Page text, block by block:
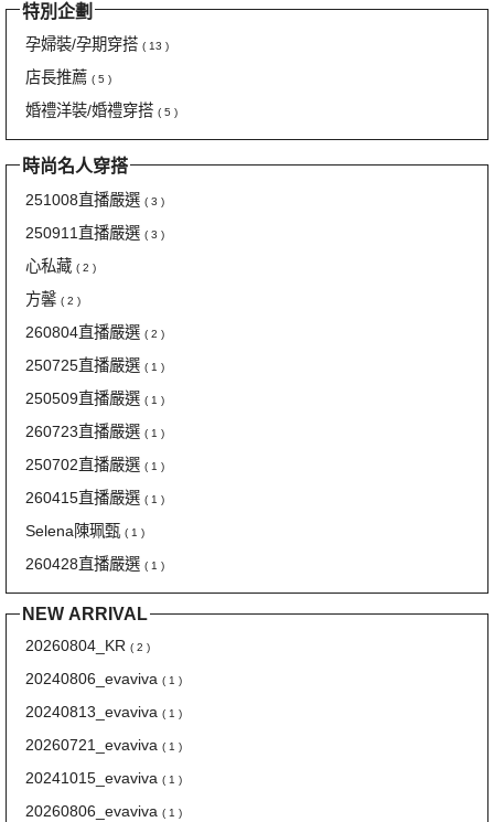
特別企劃
孕婦裝/孕期穿搭 ( 13 )
店長推薦 ( 5 )
婚禮洋裝/婚禮穿搭 ( 5 )
時尚名人穿搭
251008直播嚴選 ( 3 )
250911直播嚴選 ( 3 )
心私藏 ( 2 )
方馨 ( 2 )
260804直播嚴選 ( 2 )
250725直播嚴選 ( 1 )
250509直播嚴選 ( 1 )
260723直播嚴選 ( 1 )
250702直播嚴選 ( 1 )
260415直播嚴選 ( 1 )
Selena陳珮甄 ( 1 )
260428直播嚴選 ( 1 )
NEW ARRIVAL
20260804_KR ( 2 )
20240806_evaviva ( 1 )
20240813_evaviva ( 1 )
20260721_evaviva ( 1 )
20241015_evaviva ( 1 )
20260806_evaviva ( 1 )